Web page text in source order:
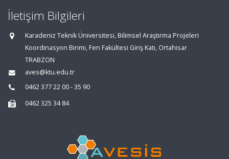
İletişim Bilgileri
Karadeniz Teknik Üniversitesi, Bilimsel Araştırma Projeleri
Koordinasyon Birimi, Fen Fakültesi Giriş Katı, Ortahisar
TRABZON
aves@ktu.edu.tr
0462 377 22 00 - 35 90
0462 325 34 84